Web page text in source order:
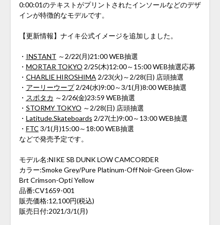
0:00:01のテキストがプリントされたインソールなどのデザ
インが特徴的なモデルです。
【更新情報】ナイキ公式イメージを追加しました。
・ INSTANT ～2/22(月)21:00 WEB抽選
・ MORTAR TOKYO 2/25(木)12:00～15:00 WEB抽選応募
・ CHARLIE HIROSHIMA 2/23(火)～2/28(日) 店頭抽選
・ アーリーウープ2/24(水)9:00～3/1(月)8:00 WEB抽選
・ スポタカ ～2/26(金)23:59 WEB抽選
・ STORMY TOKYO ～2/28(日) 店頭抽選
・ Latitude.Skateboards 2/27(土)9:00～13:00 WEB抽選
・ FTC 3/1(月)15:00～18:00 WEB抽選
などで発売予定です。
モデル名:NIKE SB DUNK LOW CAMCORDER
カラー:Smoke Grey/Pure Platinum-Off Noir-Green Glow-
Brt Crimson-Opti Yellow
品番:CV1659-001
販売価格:12,100円(税込)
販売日付:2021/3/1(月)